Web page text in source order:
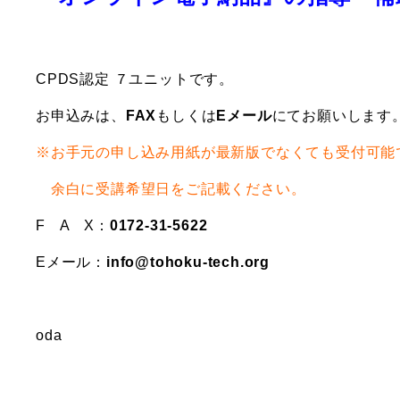
CPDS認定 ７ユニットです。
お申込みは、 FAX もしくは Eメールにてお願いします。
※お手元の申し込み用紙が最新版でなくても受付可能
余白に受講希望日をご記載ください。
F A X： 0172-31-5622
Eメール： info@tohoku-tech.org
oda